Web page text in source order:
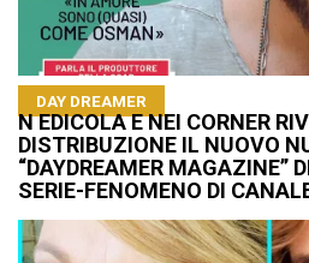
DAY DREAMER
N EDICOLA E NEI CORNER
DISTRIBUZIONE IL NUOVO
“DAYDREAMER MAGAZINE”
SERIE-FENOMENO DI